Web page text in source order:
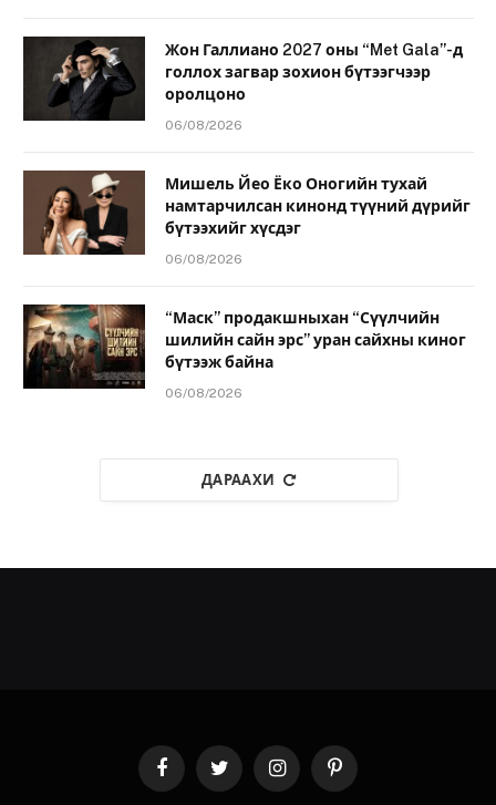
Жон Галлиано 2027 оны “Met Gala”-д
голлох загвар зохион бүтээгчээр
оролцоно
06/08/2026
Мишель Йео Ёко Оногийн тухай
намтарчилсан кинонд түүний дүрийг
бүтээхийг хүсдэг
06/08/2026
“Маск” продакшныхан “Сүүлчийн
шилийн сайн эрс” уран сайхны киног
бүтээж байна
06/08/2026
ДАРААХИ
FacebookTwitter InstagramPinterest